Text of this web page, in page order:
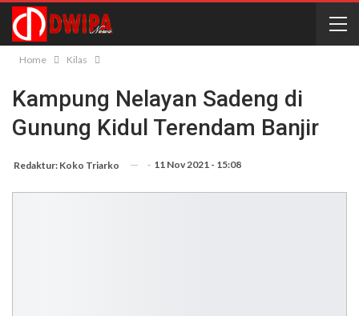
Home Kilas
Kampung Nelayan Sadeng di
Gunung Kidul Terendam Banjir
Redaktur: Koko Triarko - 11 Nov 2021 - 15:08